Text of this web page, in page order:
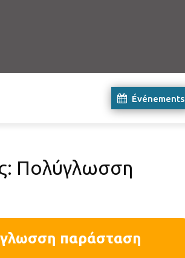
Événements
Πολύγλωσση
παράσταση